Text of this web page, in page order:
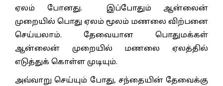
ஏலம் போனது. இப்போதும் ஆன்லைன்
முறையில் பொது ஏலம் மூலம் மணலை விற்பனை
செய்யலாம். தேவையான பொதுமக்கள்
ஆன்லைன் முறையில் மணலை ஏலத்தில்
எடுத்துக் கொள்ள முடியும்.
அவ்வாறு செய்யும் போது, சந்தையின் தேவைக்கு